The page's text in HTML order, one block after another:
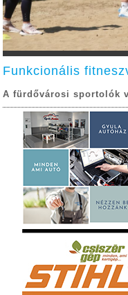
Funkcionális
A fürdővárosi sportolók